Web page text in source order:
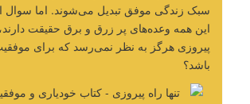
سبک زندگی موفق تبدیل می‌شوند. اما سوال
این همه وعده‌های پر زرق و برق حقیقت
پیروزی هرگز به نظر نمی‌رسد که برای
باشد؟